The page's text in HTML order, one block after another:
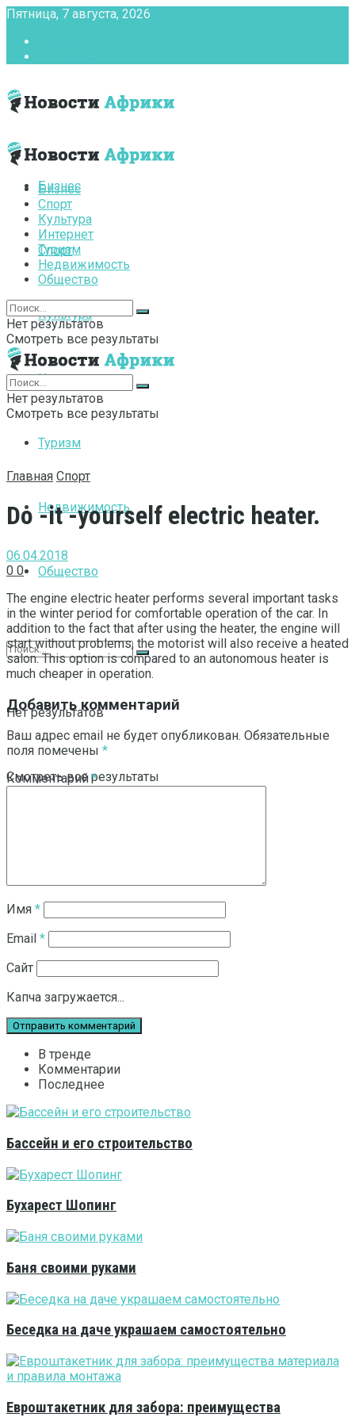
Пятница, 7 августа, 2026
Бизнес
Спорт
Культура
Интернет
Туризм
Недвижимость
Общество
Нет результатов
Смотреть все результаты
Бизнес
Спорт
Культура
Интернет
Туризм
Недвижимость
Общество
Нет результатов
Смотреть все результаты
Нет результатов
Смотреть все результаты
Главная Спорт
Do -it -yourself electric heater.
06.04.2018
0 0
The engine electric heater performs several important tasks
in the winter period for comfortable operation of the car. In
addition to the fact that after using the heater, the engine will
start without problems, the motorist will also receive a heated
salon. This option is compared to an autonomous heater is
much cheaper in operation.
Добавить комментарий
Ваш адрес email не будет опубликован. Обязательные
поля помечены *
Комментарий*
Имя *
Email *
Сайт
Капча загружается...
В тренде
Комментарии
Последнее
Бассейн и его строительство
Бухарест Шопинг
Баня своими руками
Беседка на даче украшаем самостоятельно
Евроштакетник для забора: преимущества